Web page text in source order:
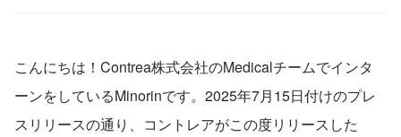
こんにちは！Contrea株式会社のMedicalチームでインタ
ーンをしているMinorinです。2025年7月15日付けのプレ
スリリースの通り、コントレアがこの度リリースした